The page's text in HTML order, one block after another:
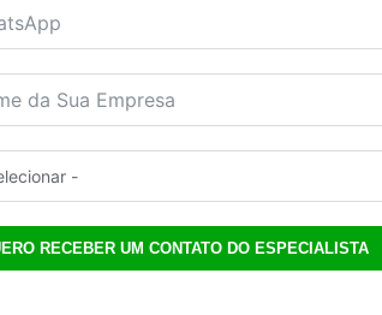
QUERO RECEBER UM CONTATO DO ESPECIALISTA